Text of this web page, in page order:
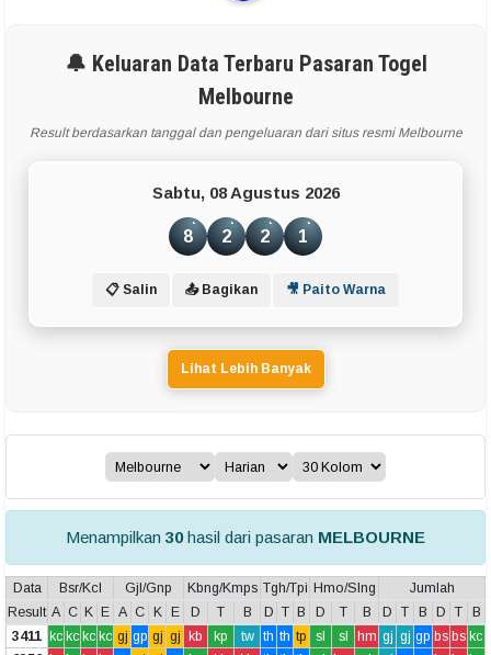
🔔 Keluaran Data Terbaru Pasaran Togel
Melbourne
Result berdasarkan tanggal dan pengeluaran dari situs resmi Melbourne
Sabtu, 08 Agustus 2026
8 2 2 1
📋 Salin 📤 Bagikan 🎥 Paito Warna
Lihat Lebih Banyak
Menampilkan 30hasil dari pasaran MELBOURNE
Data Bsr/Kcl Gjl/Gnp Kbng/Kmps Tgh/Tpi Hmo/Slng
Jumlah
Result A C K E A C K E D T B D T B D T B D T B D T
B
3411 kc kc kc kc gj gp gj gj kb kp tw th th tp sl sl hm gj gj gp bs bs kc